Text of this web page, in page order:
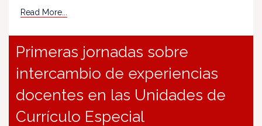
Read More...
Primeras jornadas sobre
intercambio de experiencias
docentes en las Unidades de
Currículo Especial